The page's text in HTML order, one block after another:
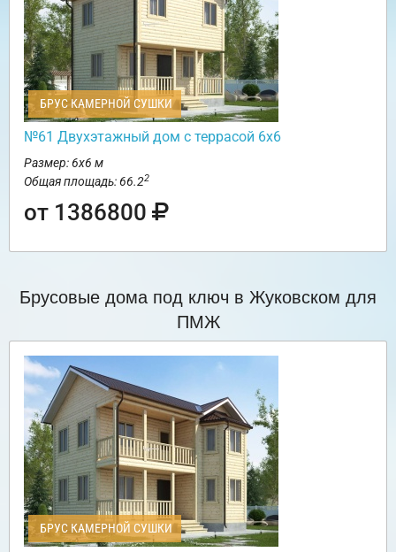
БРУС КАМЕРНОЙ СУШКИ
№61 Двухэтажный дом с террасой 6х6
Размер: 6х6 м
Общая площадь: 66.22
от 1386800
Брусовые дома под ключ в Жуковском для
ПМЖ
БРУС КАМЕРНОЙ СУШКИ